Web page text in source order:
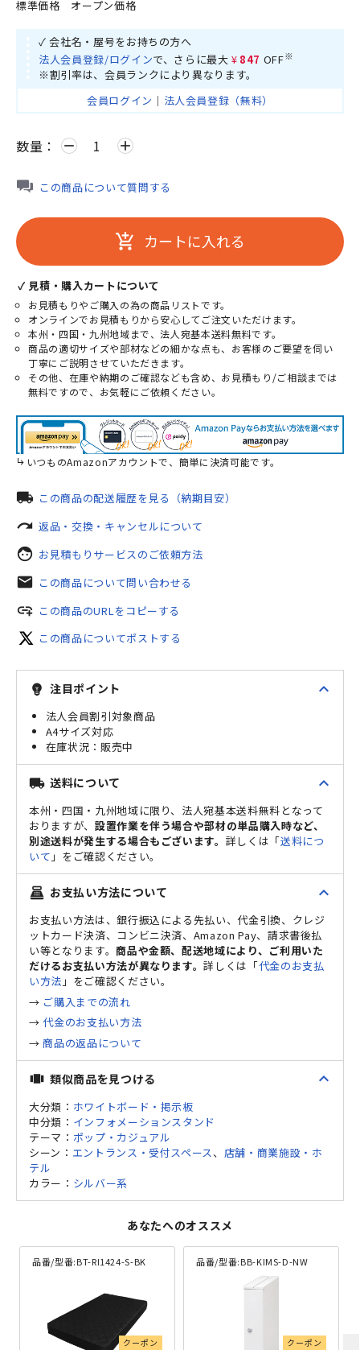
標準価格 オープン価格
✓ 会社名・屋号をお持ちの方へ
法人会員登録/ログインで、さらに最大 ¥847 OFF※
※割引率は、会員ランクにより異なります。
会員ログイン ｜ 法人会員登録（無料）
数量： remove add
この商品について質問する
add_shopping_cart カートに入れる
✓ 見積・購入カートについて
お見積もりやご購入の為の商品リストです。
オンラインでお見積もりから安心してご注文いただけます。
本州・四国・九州地域まで、法人宛基本送料無料です。
商品の適切サイズや部材などの細かな点も、お客様のご要望を伺い
丁寧にご説明させていただきます。
その他、在庫や納期のご確認なども含め、お見積もり/ご相談までは
無料ですので、お気軽にご依頼ください。
いつものAmazonアカウントで、簡単に決済可能です。
local_shipping この商品の配送履歴を見る（納期目安）
redo 返品・交換・キャンセルについて
face お見積もりサービスのご依頼方法
mail この商品について問い合わせる
add_link この商品のURLをコピーする
この商品についてポストする
emoji_objects 注目ポイント expand_less
法人会員割引対象商品
A4サイズ対応
販売中
local_shipping 送料について expand_less
本州・四国・九州地域に限り、法人宛基本送料無料となって
おりますが、 設置作業を伴う場合や部材の単品購入時など、
別途送料が発生する場合もございます。 詳しくは「送料につ
いて 」をご確認ください。
point_of_sale お支払い方法について expand_less
お支払い方法は、銀行振込による先払い、代金引換、クレジ
ットカード決済、コンビニ決済、Amazon Pay、請求書後払
い等となります。商品や金額、配送地域により、ご利用いた
だけるお支払い方法が異なります。詳しくは「代金のお支払
い方法 」をご確認ください。
→ ご購入までの流れ
→代金のお支払い方法
→ 商品の返品について
view_carousel 類似商品を見つける expand_less
大分類： ホワイトボード・掲示板
中分類： インフォメーションスタンド
テーマ： ポップ・カジュアル
シーン： エントランス・受付スペース 、 店舗・商業施設・ホ
テル
カラー： シルバー系
あなたへのオススメ
品番/型番:BT-RI1424-S-BK
クーポン
品番/型番:BB-KIMS-D-NW
クーポン